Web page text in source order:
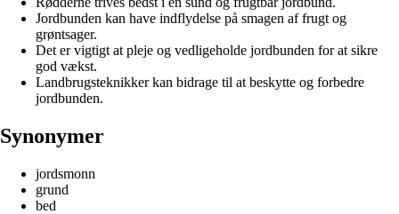
Jordbunden kan have indflydelse på smagen af frugt og
grøntsager.
Det er vigtigt at pleje og vedligeholde jordbunden for at sikre
god vækst.
Landbrugsteknikker kan bidrage til at beskytte og forbedre
jordbunden.
Synonymer
jordsmonn
grund
bed